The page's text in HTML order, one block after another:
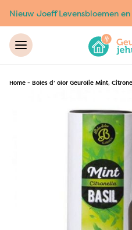
Nieuw Joeff Levensbloemen
Home - Boles d’ olor Geurolie Mint,